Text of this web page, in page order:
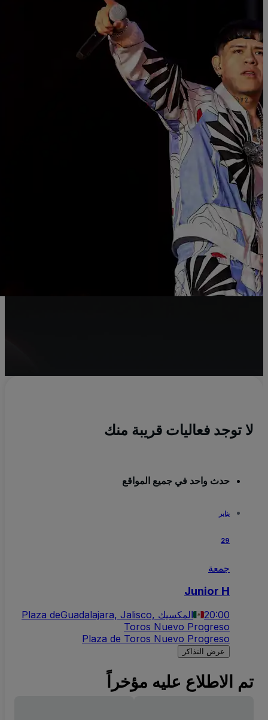
لا توجد فعاليات قريبة منك
حدث واحد في جميع المواقع
يناير
29
جمعة
Junior H
20:00 Guadalajara, Jalisco, المكسيك
Plaza de
Toros Nuevo Progreso
Plaza de Toros Nuevo Progreso
عرض التذاكر
تم الاطلاع عليه مؤخراً